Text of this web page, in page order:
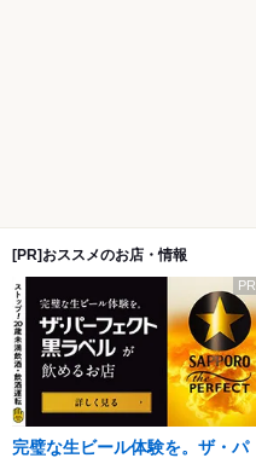
[PR]おススメのお店・情報
PR
完璧な生ビール体験を。ザ・パ